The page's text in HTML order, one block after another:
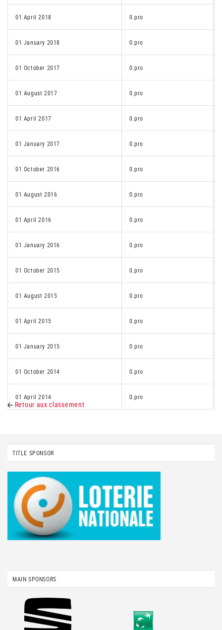
01 April 2018 0.pro
01 January 2018 0.pro
01 October 2017 0.pro
01 August 2017 0.pro
01 April 2017 0.pro
01 January 2017 0.pro
01 October 2016 0.pro
01 August 2016 0.pro
01 April 2016 0.pro
01 January 2016 0.pro
01 October 2015 0.pro
01 August 2015 0.pro
01 April 2015 0.pro
01 January 2015 0.pro
01 October 2014 0.pro
01 April 2014 0.pro
Retour aux classement
TITLE SPONSOR
MAIN SPONSORS